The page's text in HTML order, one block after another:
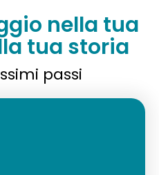
nella tua
tua storia
passi